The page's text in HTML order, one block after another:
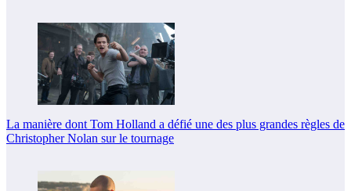
La manière dont Tom Holland a défié une des plus grandes règles de
Christopher Nolan sur le tournage